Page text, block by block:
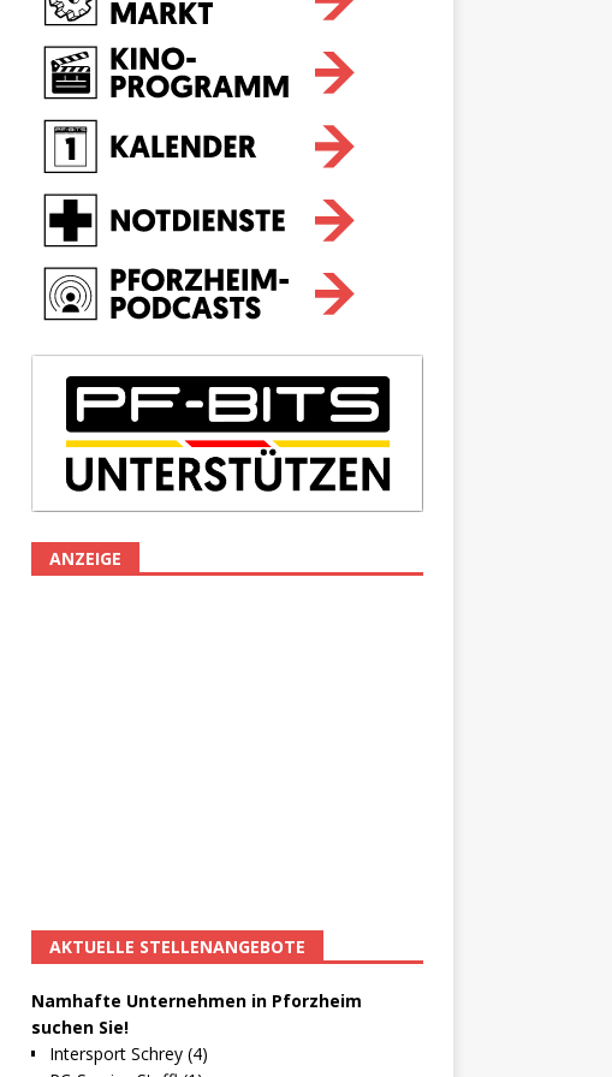
ANZEIGE
AKTUELLE STELLENANGEBOTE
Namhafte Unternehmen in Pforzheim
suchen Sie!
Intersport Schrey (4)